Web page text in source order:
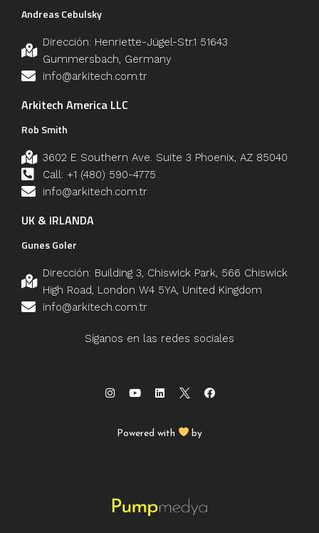
Andreas Cebulsky
Dirección: Henriette-Jügel-Str.1 51643
Gummersbach, Germany
info@arkitech.com.tr
Arkitech America LLC
Rob Smith
3602 E Southern Ave. Suite 3 Phoenix, AZ 85040
Call: +1 (480) 590-4775
info@arkitech.com.tr
UK & IRLANDA
Gunes Goler
Dirección: Building 3, Chiswick Park, 566 Chiswick
High Road, London W4 5YA, United Kingdom
info@arkitech.com.tr
Síganos en las redes sociales
Powered with by